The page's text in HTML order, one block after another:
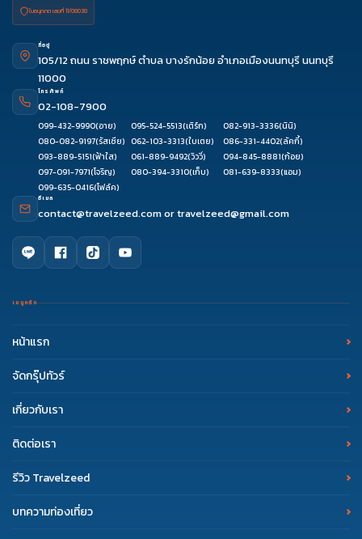
ใบอนุญาต เลขที่ 11/08038
ที่อยู่
105/12 ถนน ราชพฤกษ์ ตำบล บางรักน้อย อำเภอเมืองนนทบุรี นนทบุรี
11000
โทรศัพท์
02-108-7900
099-432-9990(อาย) 095-524-5513(เติร์ก) 082-913-3336(นินิ)
080-082-9197(รัสเซีย) 062-103-3313(ใบเตย) 086-331-4402(ลัคกี้)
093-889-5151(ฟ้าใส) 061-889-9492(วิววี่) 094-845-8881(ก้อย)
097-091-7971(โจริญ) 080-394-3310(เก็บ) 081-639-8333(แอม)
099-635-0416(โฟล์ค)
อีเมล
contact@travelzeed.comortravelzeed@gmail.com
เมนูหลัก
หน้าแรก
จัดกรุ๊ปทัวร์
เกี่ยวกับเรา
ติดต่อเรา
รีวิว Travelzeed
บทความท่องเที่ยว